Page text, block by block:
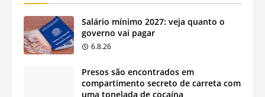
Salário mínimo 2027: veja quanto o
governo vai pagar
6.8.26
Presos são encontrados em
compartimento secreto de carreta com
uma tonelada de cocaína